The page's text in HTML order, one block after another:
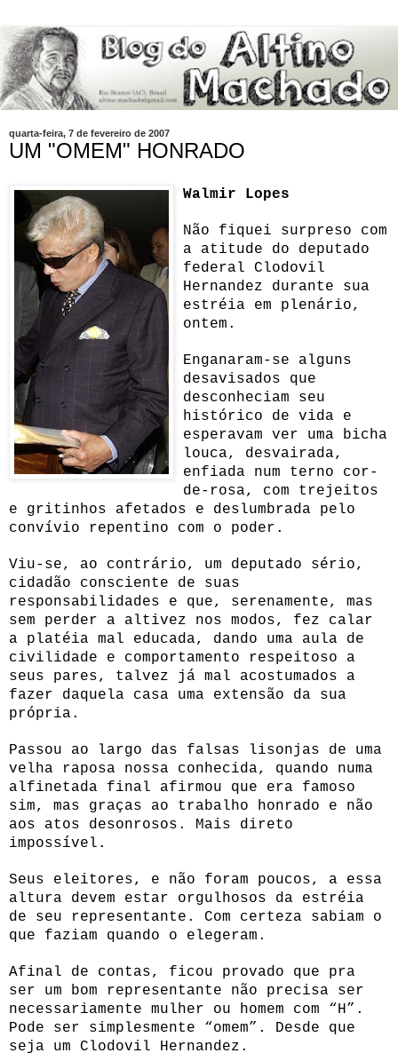
quarta-feira, 7 de fevereiro de 2007
UM "OMEM" HONRADO
Walmir Lopes
Não fiquei surpreso com
a atitude do deputado
federal Clodovil
Hernandez durante sua
estréia em plenário,
ontem.
Enganaram-se alguns
desavisados que
desconheciam seu
histórico de vida e
esperavam ver uma bicha
louca, desvairada,
enfiada num terno cor-
de-rosa, com trejeitos
e gritinhos afetados e deslumbrada pelo
convívio repentino com o poder.
Viu-se, ao contrário, um deputado sério,
cidadão consciente de suas
responsabilidades e que, serenamente, mas
sem perder a altivez nos modos, fez calar
a platéia mal educada, dando uma aula de
civilidade e comportamento respeitoso a
seus pares, talvez já mal acostumados a
fazer daquela casa uma extensão da sua
própria.
Passou ao largo das falsas lisonjas de uma
velha raposa nossa conhecida, quando numa
alfinetada final afirmou que era famoso
sim, mas graças ao trabalho honrado e não
aos atos desonrosos. Mais direto
impossível.
Seus eleitores, e não foram poucos, a essa
altura devem estar orgulhosos da estréia
de seu representante. Com certeza sabiam o
que faziam quando o elegeram.
Afinal de contas, ficou provado que pra
ser um bom representante não precisa ser
necessariamente mulher ou homem com “H”.
Pode ser simplesmente “omem”. Desde que
seja um Clodovil Hernandez.